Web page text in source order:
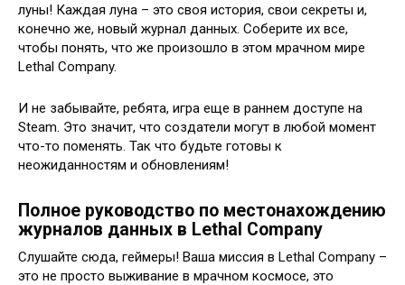
луны! Каждая луна – это своя история, свои секреты и,
конечно же, новый журнал данных. Соберите их все,
чтобы понять, что же произошло в этом мрачном мире
Lethal Company.
И не забывайте, ребята, игра еще в раннем доступе на
Steam. Это значит, что создатели могут в любой момент
что-то поменять. Так что будьте готовы к
неожиданностям и обновлениям!
Полное руководство по местонахождению
журналов данных в Lethal Company
Слушайте сюда, геймеры! Ваша миссия в Lethal Company –
это не просто выживание в мрачном космосе, это